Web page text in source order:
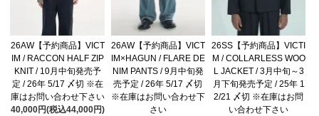
26AW【予約商品】VICT
IM / RACCON HALF ZIP
KNIT / 10月中旬発売予
定 / 26年 5/17 〆切 ※在
庫はお問い合わせ下さい
40,000円(税込44,000円)
26AW【予約商品】VICT
IM×HAGUN / FLARE DE
NIM PANTS / 9月中旬発
売予定 / 26年 5/17 〆切
※在庫はお問い合わせ下
さい
26SS【予約商品】VICTI
M / COLLARLESS WOO
L JACKET / 3月中旬～3
月下旬発売予定 / 25年 1
2/21 〆切 ※在庫はお問
い合わせ下さい